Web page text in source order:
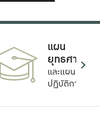
แผน
ยุทธศาสตร์
และแผน
ปฏิบัติการ